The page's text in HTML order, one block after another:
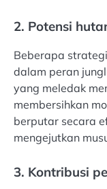
2. Potensi
Beberapa
dalam peran
yang meledak
membersihkan
berputar secara
mengejutkan
3. Kontribusi